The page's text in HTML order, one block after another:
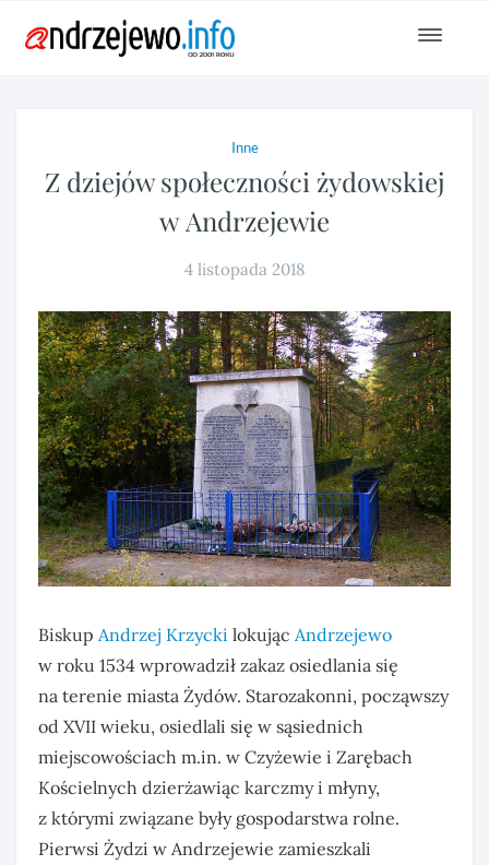
Toggle
Inne
Z dziejów społeczności żydowskiej
w Andrzejewie
4 listopada 2018
Biskup Andrzej Krzycki lokując Andrzejewo
w roku 1534 wprowadził zakaz osiedlania się
na terenie miasta Żydów. Starozakonni, począwszy
od XVII wieku, osiedlali się w sąsiednich
miejscowościach m.in. w Czyżewie i Zarębach
Kościelnych dzierżawiąc karczmy i młyny,
z którymi związane były gospodarstwa rolne.
Pierwsi Żydzi w Andrzejewie zamieszkali